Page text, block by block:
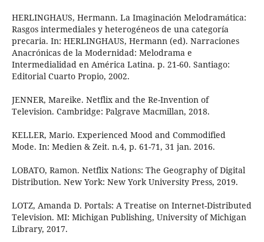
HERLINGHAUS, Hermann. La Imaginación Melodramática:
Rasgos intermediales y heterogéneos de una categoría
precaria. In: HERLINGHAUS, Hermann (ed). Narraciones
Anacrónicas de la Modernidad: Melodrama e
Intermedialidad en América Latina. p. 21-60. Santiago:
Editorial Cuarto Propio, 2002.
JENNER, Mareike. Netflix and the Re-Invention of
Television. Cambridge: Palgrave Macmillan, 2018.
KELLER, Mario. Experienced Mood and Commodified
Mode. In: Medien & Zeit. n.4, p. 61-71, 31 jan. 2016.
LOBATO, Ramon. Netflix Nations: The Geography of Digital
Distribution. New York: New York University Press, 2019.
LOTZ, Amanda D. Portals: A Treatise on Internet-Distributed
Television. MI: Michigan Publishing, University of Michigan
Library, 2017.